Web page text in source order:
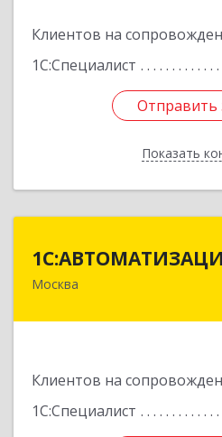
Клиентов на
1С:Специалист
Отправить
Показать
Отправить
Назад
Москва
Клиентов на
1С:Специалист
111024, Москва г,